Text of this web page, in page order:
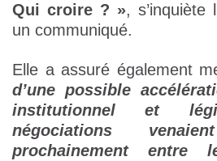
Qui croire ? », s’inquiète
un communiqué.
Elle a assuré également
d’une possible
institutionnel et
négociations
prochainement entre